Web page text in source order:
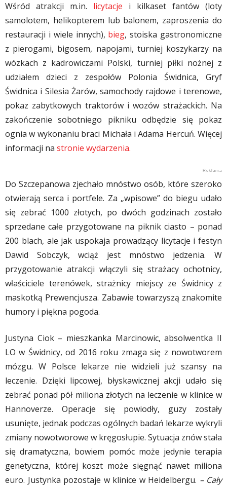
Wśród atrakcji m.in. licytacje i kilkaset fantów (loty
samolotem, helikopterem lub balonem, zaproszenia do
restauracji i wiele innych), bieg, stoiska gastronomiczne
z pierogami, bigosem, napojami, turniej koszykarzy na
wózkach z kadrowiczami Polski, turniej piłki nożnej z
udziałem dzieci z zespołów Polonia Świdnica, Gryf
Świdnica i Silesia Żarów, samochody rajdowe i terenowe,
pokaz zabytkowych traktorów i wozów strażackich. Na
zakończenie sobotniego pikniku odbędzie się pokaz
ognia w wykonaniu braci Michała i Adama Hercuń. Więcej
informacji na stronie wydarzenia.
Do Szczepanowa zjechało mnóstwo osób, które szeroko
otwierają serca i portfele. Za „wpisowe” do biegu udało
się zebrać 1000 złotych, po dwóch godzinach zostało
sprzedane całe przygotowane na piknik ciasto – ponad
200 blach, ale jak uspokaja prowadzący licytacje i festyn
Dawid Sobczyk, wciąż jest mnóstwo jedzenia. W
przygotowanie atrakcji włączyli się strażacy ochotnicy,
właściciele terenówek, strażnicy miejscy ze Świdnicy z
maskotką Prewencjusza. Zabawie towarzyszą znakomite
humory i piękna pogoda.
Justyna Ciok – mieszkanka Marcinowic, absolwentka II
LO w Świdnicy, od 2016 roku zmaga się z nowotworem
mózgu. W Polsce lekarze nie widzieli już szansy na
leczenie. Dzięki lipcowej, błyskawicznej akcji udało się
zebrać ponad pół miliona złotych na leczenie w klinice w
Hannoverze. Operacje się powiodły, guzy zostały
usunięte, jednak podczas ogólnych badań lekarze wykryli
zmiany nowotworowe w kręgosłupie. Sytuacja znów stała
się dramatyczna, bowiem pomóc może jedynie terapia
genetyczna, której koszt może sięgnąć nawet miliona
euro. Justynka pozostaje w klinice w Heidelbergu. – Cały